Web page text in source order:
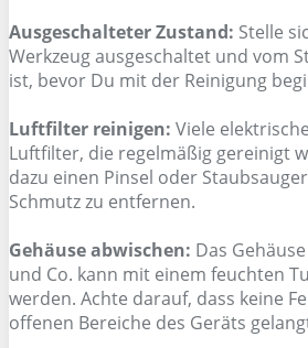
Ausgeschalteter Zustand: Stelle
Werkzeug ausgeschaltet und vom
ist, bevor Du mit der Reinigung
Luftfilter reinigen: Viele
Luftfilter, die regelmäßig gereinigt
dazu einen Pinsel oder
Schmutz zu entfernen.
Gehäuse abwischen: Das
und Co. kann mit einem feuchten
werden. Achte darauf, dass keine
offenen Bereiche des Geräts